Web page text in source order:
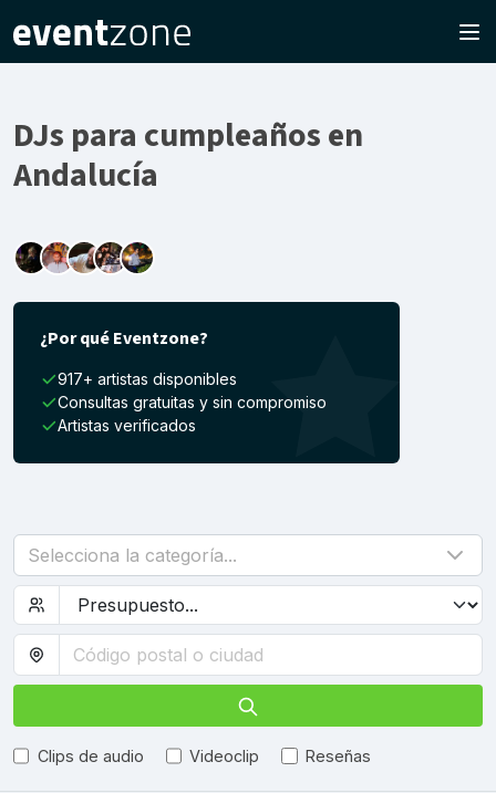
DJs para cumpleaños en
Andalucía
¿Por qué Eventzone?
917+ artistas disponibles
Consultas gratuitas y sin compromiso
Artistas verificados
Selecciona la categoría...
Clips de audio Videoclip Reseñas